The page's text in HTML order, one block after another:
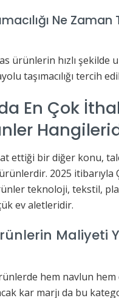
Ne Zaman
ürünlerin hızlı şekilde
taşımacılığı tercih
En Çok
ettiği bir diğer konu,
2025 itibarıyla
teknoloji, tekstil,
ev aletleridir.
Maliyeti
hem navlun hem
kar marjı da bu